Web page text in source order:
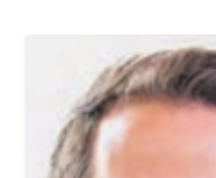
Newsletter